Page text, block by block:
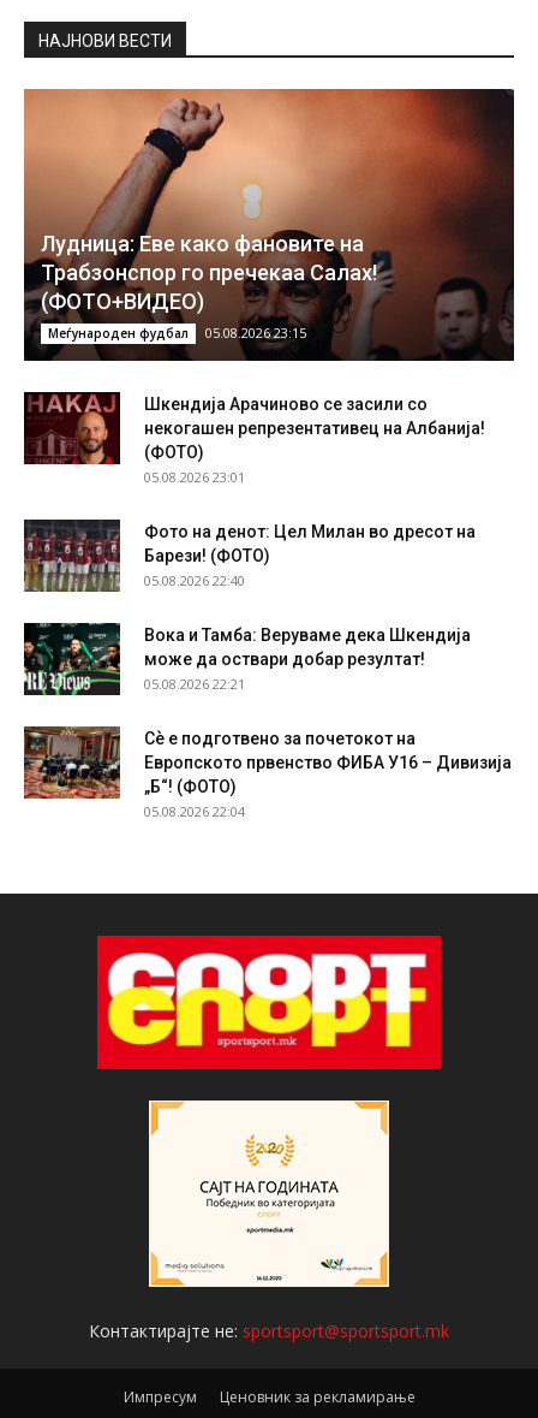
НAЈНОВИ ВЕСТИ
Лудница: Еве како фановите на
Трабзонспор го пречекаа Салах!
(ФОТО+ВИДЕО)
Меѓународен фудбал 05.08.2026 23:15
Шкендија Арачиново се засили со
некогашен репрезентативец на Албанија!
(ФОТО)
05.08.2026 23:01
Фото на денот: Цел Милан во дресот на
Барези! (ФОТО)
05.08.2026 22:40
Вока и Тамба: Веруваме дека Шкендија
може да оствари добар резултат!
05.08.2026 22:21
Сѐ е подготвено за почетокот на
Европското првенство ФИБА У16 – Дивизија
„Б“! (ФОТО)
05.08.2026 22:04
Контактирајте не: sportsport@sportsport.mk
Импресум Ценовник за рекламирање